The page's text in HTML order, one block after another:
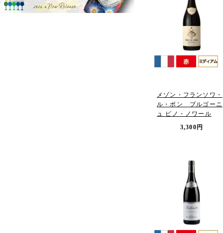
メゾン・フランソワ・
ル・ボン ブルゴーニ
ュ ピノ・ノワール
3,300円